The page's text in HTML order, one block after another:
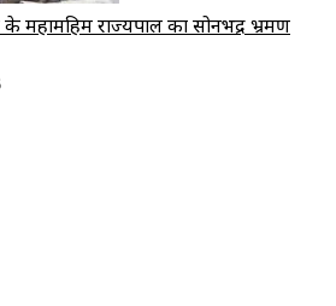
महामहिम राज्यपाल का सोनभद्र भ्रमण